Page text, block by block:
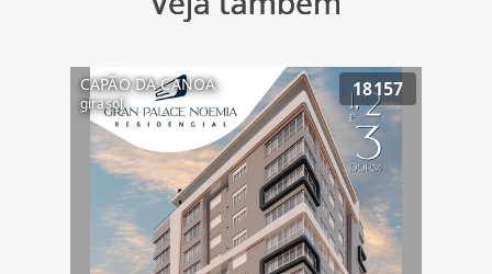
CAPÃO DA CANOA
girasol
18157